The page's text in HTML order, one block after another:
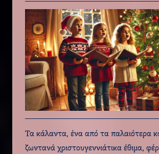
Τα κάλαντα, ένα από τα παλαιότερα
ζωντανά χριστουγεννιάτικα έθιμα,